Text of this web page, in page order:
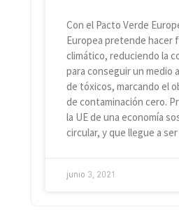
Con el Pacto Verde
Europea pretende hacer
climático, reduciendo la
para conseguir un medio
de tóxicos, marcando el
de contaminación cero.
la UE de una economía
circular, y que llegue a ser
junio 3, 2021